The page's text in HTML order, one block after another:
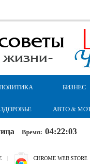
БИЗНЕС
ЗДОРОВЬЕ АВТО &
Время: 04:22:04
| CHROME WEB STORE